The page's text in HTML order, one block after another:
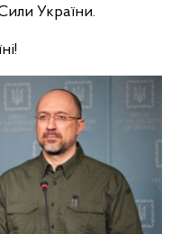
України.